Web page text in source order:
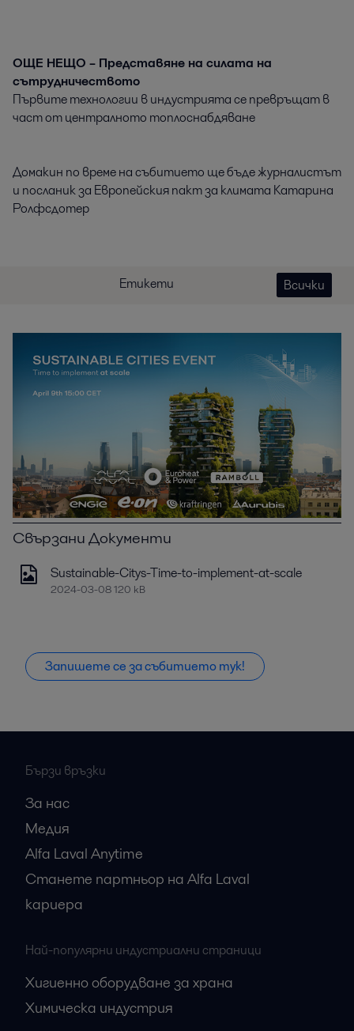
ОЩЕ НЕЩО – Представяне на силата на
сътрудничеството
Първите технологии в индустрията се превръщат в
част от централното топлоснабдяване
Домакин по време на събитието ще бъде журналистът
и посланик за Европейския пакт за климата Катарина
Ролфсдотер
Етикети Всички
Свързани Документи
Sustainable-Citys-Time-to-implement-at-scale
2024-03-08 120 kB
Запишете се за събитието тук!
Бързи връзки
За нас
Медия
Alfa Laval Anytime
Станете партньор на Alfa Laval
кариера
Най-популярни индустриални страници
Хигиенно оборудване за храна
Химическа индустрия